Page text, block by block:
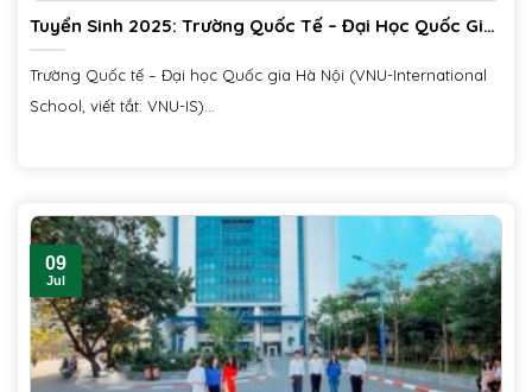
Tuyển Sinh 2025: Trường Quốc Tế – Đại Học Quốc Gia
Hà Nội (VNU-IS)
Trường Quốc tế – Đại học Quốc gia Hà Nội (VNU-International
School, viết tắt: VNU-IS)...
09
Jul